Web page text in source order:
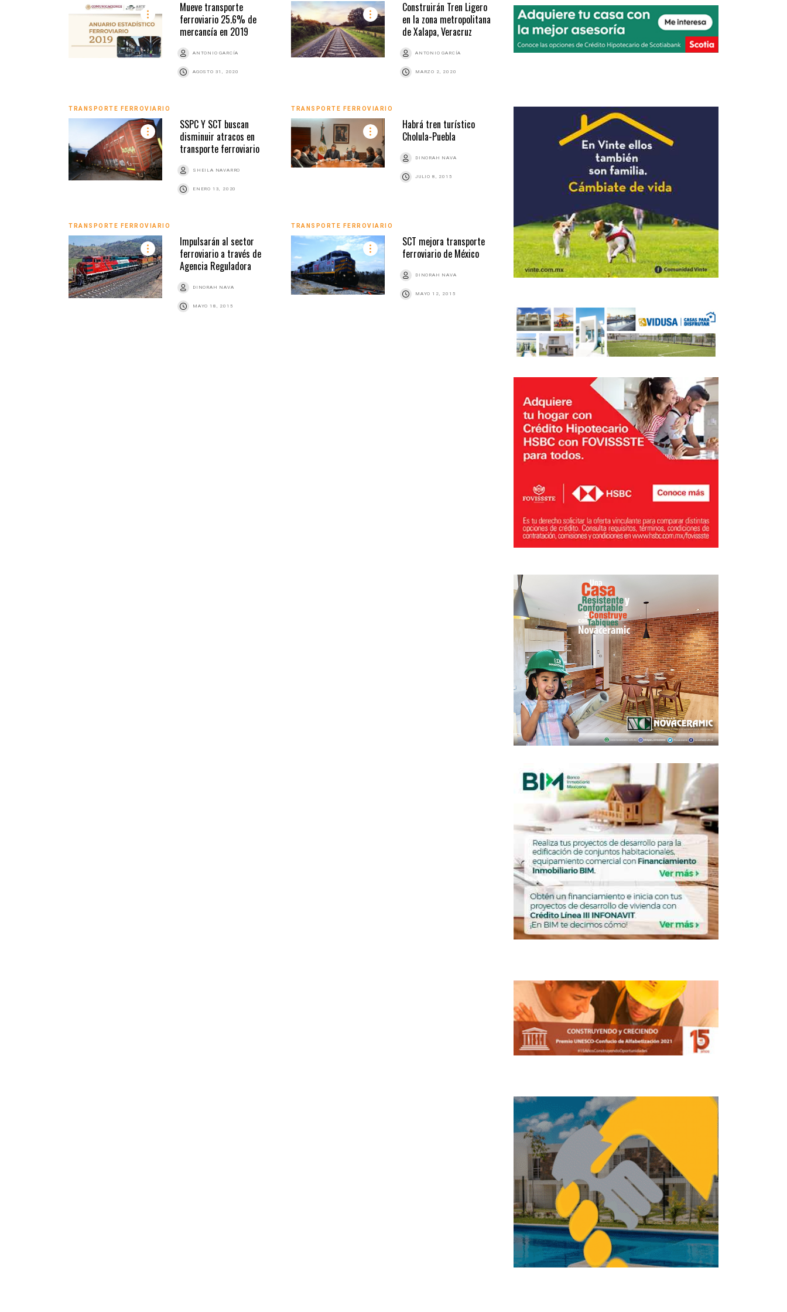
Mueve transporte
ferroviario 25.6% de
mercancía en 2019
ANTONIO GARCÍA
AGOSTO 31, 2020
Construirán Tren Ligero
en la zona metropolitana
de Xalapa, Veracruz
ANTONIO GARCÍA
MARZO 2, 2020
TRANSPORTE FERROVIARIO
SSPC Y SCT buscan
disminuir atracos en
transporte ferroviario
SHEILA NAVARRO
ENERO 13, 2020
TRANSPORTE FERROVIARIO
Habrá tren turístico
Cholula-Puebla
DINORAH NAVA
JULIO 8, 2015
TRANSPORTE FERROVIARIO
Impulsarán al sector
ferroviario a través de
Agencia Reguladora
DINORAH NAVA
MAYO 18, 2015
TRANSPORTE FERROVIARIO
SCT mejora transporte
ferroviario de México
DINORAH NAVA
MAYO 12, 2015